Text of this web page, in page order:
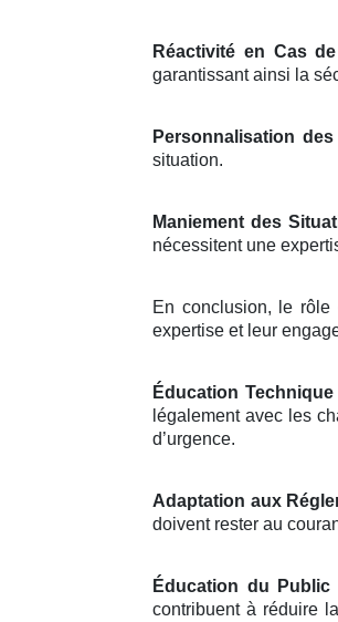
Réactivité en Cas
garantissant ainsi la
Personnalisation
situation.
Maniement des
nécessitent une
En conclusion, le
expertise et leur
Éducation
légalement avec les
d’urgence.
Adaptation aux
doivent rester au
Éducation du Public
contribuent à réduire